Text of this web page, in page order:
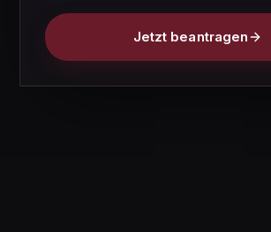
Jetzt beantragen